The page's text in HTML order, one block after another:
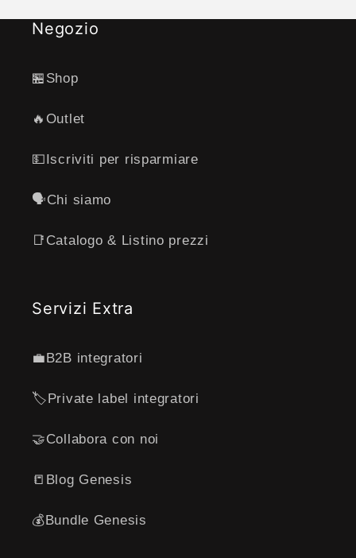
Negozio
🏪Shop
🔥Outlet
💵Iscriviti per risparmiare
🗣️Chi siamo
📑Catalogo & Listino prezzi
Servizi Extra
💼B2B integratori
🏷️Private label integratori
🤝Collabora con noi
📒Blog Genesis
💰Bundle Genesis